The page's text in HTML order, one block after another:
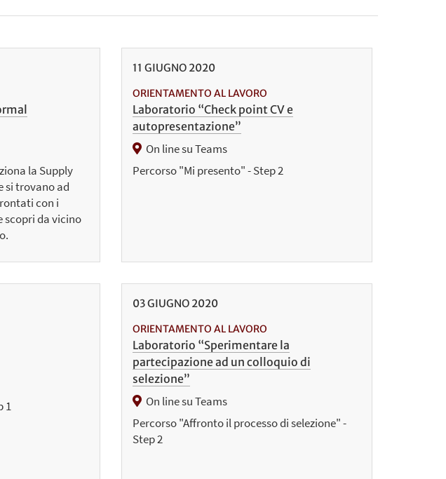
la Supply
si trovano ad
con i
scopri da vicino
11 GIUGNO 2020
ORIENTAMENTO AL LAVORO
Laboratorio “Check point CV e
autopresentazione”
On line su Teams
Percorso "Mi presento" - Step 2
1
03GIUGNO 2020
ORIENTAMENTO AL LAVORO
Laboratorio “Sperimentare la
partecipazione ad un colloquio di
selezione”
On line su Teams
Percorso "Affronto il processo di selezione" -
Step 2